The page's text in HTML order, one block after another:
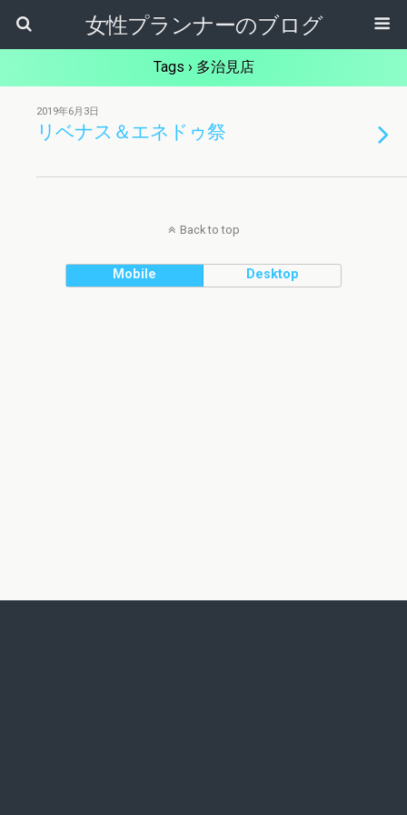
女性プランナーのブログ
Tags › 多治見店
2019年6月3日
リベナス＆エネドゥ祭
Back to top
Mobile Desktop